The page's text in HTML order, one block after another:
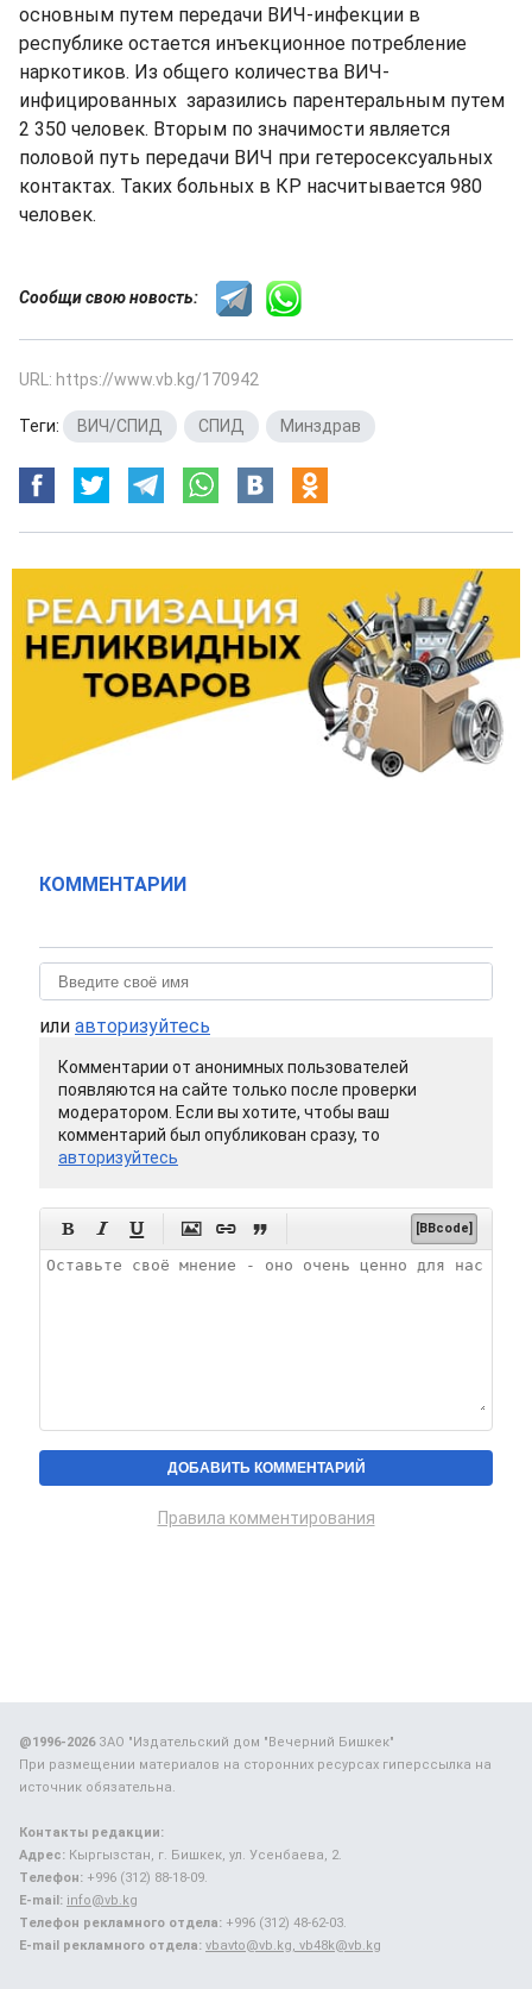
основным путем передачи ВИЧ-инфекции в
республике остается инъекционное потребление
наркотиков. Из общего количества ВИЧ-
инфицированных заразились парентеральным путем
2 350 человек. Вторым по значимости является
половой путь передачи ВИЧ при гетеросексуальных
контактах. Таких больных в КР насчитывается 980
человек.
Сообщи свою новость:
URL: https://www.vb.kg/170942
Теги: ВИЧ/СПИД СПИД Минздрав
КОММЕНТАРИИ
или авторизуйтесь
Комментарии от анонимных пользователей
появляются на сайте только после проверки
модератором. Если вы хотите, чтобы ваш
комментарий был опубликован сразу, то
авторизуйтесь
      [BBcode]
Правила комментирования
@1996-2026ЗАО "Издательский дом "Вечерний Бишкек"
При размещении материалов на сторонних ресурсах гиперссылка на
источник обязательна.
Контакты редакции:
Адрес: Кыргызстан, г. Бишкек, ул. Усенбаева, 2.
Телефон: +996 (312) 88-18-09.
E-mail: info@vb.kg
Телефон рекламного отдела: +996 (312) 48-62-03.
E-mail рекламного отдела: vbavto@vb.kg, vb48k@vb.kg